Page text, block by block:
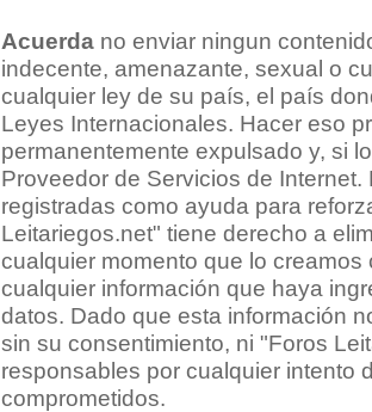
Acuerdano enviar ningun
indecente, amenazante, sexual o
cualquier ley de su país, el país
Leyes Internacionales. Hacer eso
permanentemente expulsado y, si
Proveedor de Servicios de
registradas como ayuda para
Leitariegos.net" tiene derecho a
cualquier momento que lo
cualquier información que haya
datos. Dado que esta información
sin su consentimiento, ni "Foros
responsables por cualquier intento
comprometidos.